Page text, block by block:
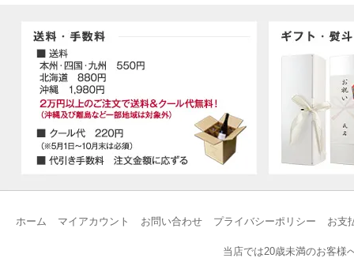
ホーム マイアカウント お問い合わせ プライバシーポリシー お支
当店では20歳未満のお客様